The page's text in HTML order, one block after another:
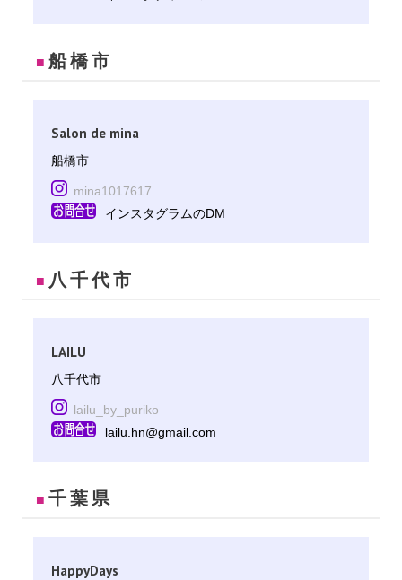
■ 船橋市
Salon de mina
船橋市
mina1017617
インスタグラムのDM
■ 八千代市
LAILU
八千代市
lailu_by_puriko
lailu.hn@gmail.com
■ 千葉県
HappyDays